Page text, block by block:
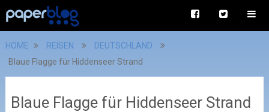
HOME REISEN
DEUTSCHLAND
Blaue Flagge für Hiddenseer Strand
Blaue Flagge für Hiddenseer Strand